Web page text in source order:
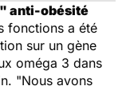
anti-obésité
fonctions a été
sur un gène
oméga 3 dans
"Nous avons